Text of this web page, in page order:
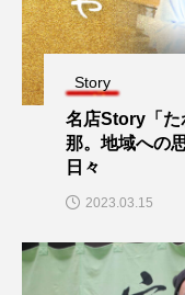
Story
名店Story「た
那。地域への
日々
2023.03.15